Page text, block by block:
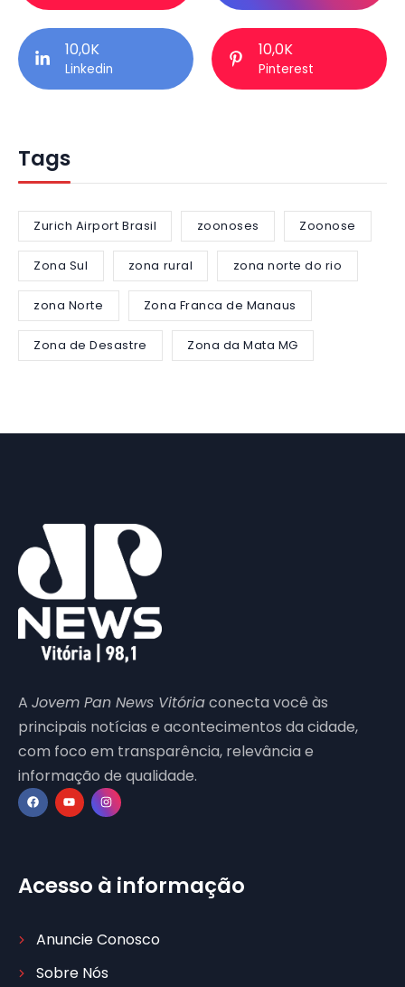
10,0K
Linkedin
10,0K
Pinterest
Tags
Zurich Airport Brasil zoonoses Zoonose
Zona Sul zona rural zona norte do rio
zona Norte Zona Franca de Manaus
Zona de Desastre Zona da Mata MG
A Jovem Pan News Vitóriaconecta você às
principais notícias e acontecimentos da cidade,
com foco em transparência, relevância e
informação de qualidade.
Acesso à informação
Anuncie Conosco
Sobre Nós